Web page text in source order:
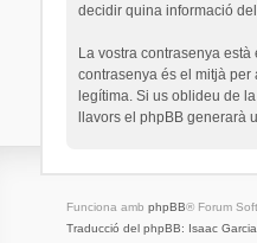
decidir quina informació
La vostra contrasenya
contrasenya és el mitjà per
legítima. Si us oblideu de
llavors el phpBB generarà
Funciona amb phpBB® Forum
Traducció del phpBB: Isaac